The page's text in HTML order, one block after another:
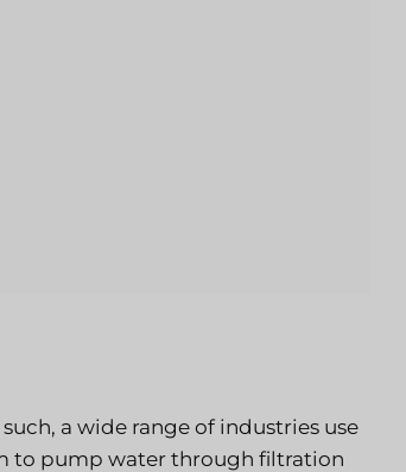
a wide range of industries use
to pump water through filtration